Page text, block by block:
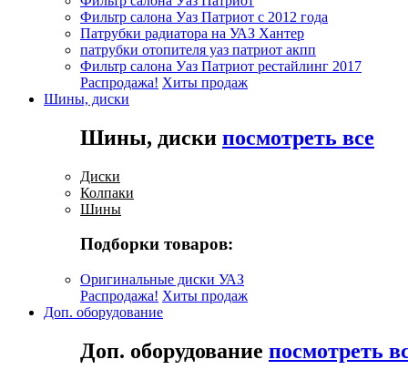
Фильтр салона Уаз Патриот с 2012 года
Патрубки радиатора на УАЗ Хантер
патрубки отопителя уаз патриот акпп
Фильтр салона Уаз Патриот рестайлинг 2017
Распродажа! Хиты продаж
Шины, диски
Шины, диски посмотреть все
Диски
Колпаки
Шины
Подборки товаров:
Оригинальные диски УАЗ
Распродажа! Хиты продаж
Доп. оборудование
Доп. оборудование посмотреть